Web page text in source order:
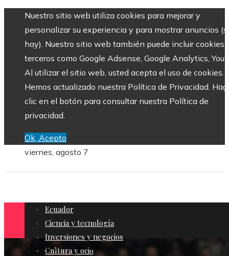
Nuestro sitio web utiliza cookies para mejorar y
personalizar su experiencia y para mostrar anuncios
hay). Nuestro sitio web también puede incluir cookies
terceros como Google Adsense, Google Analytics,
Al utilizar el sitio web, usted acepta el uso de cookies.
Hemos actualizado nuestra Política de Privacidad.
clic en el botón para consultar nuestra Política de
privacidad.
Ok, Acepto
viernes, agosto 7
Ecuador
Ciencia y tecnología
Inversiones y negocios
Cultura y ocio
Ciencia y tecnología